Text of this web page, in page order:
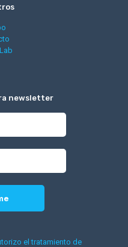
newsletter
el tratamiento de